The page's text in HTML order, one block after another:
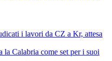
i lavori da CZ a Kr, attesa
Calabria come set per i suoi